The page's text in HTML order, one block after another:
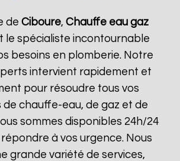
deCiboure,Chauffe eau gaz
le spécialiste incontournable
besoins en plomberie. Notre
intervient rapidement et
pour résoudre tous vos
chauffe-eau, de gaz et de
sommes disponibles 24h/24
à vos urgence. Nous
grande variété de services,